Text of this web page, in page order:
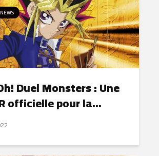
NEWS
Duel Monsters : Une
officielle pour la...